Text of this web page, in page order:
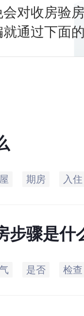
对收房验
通过下面
期房 入住
步骤是什
是否 检查